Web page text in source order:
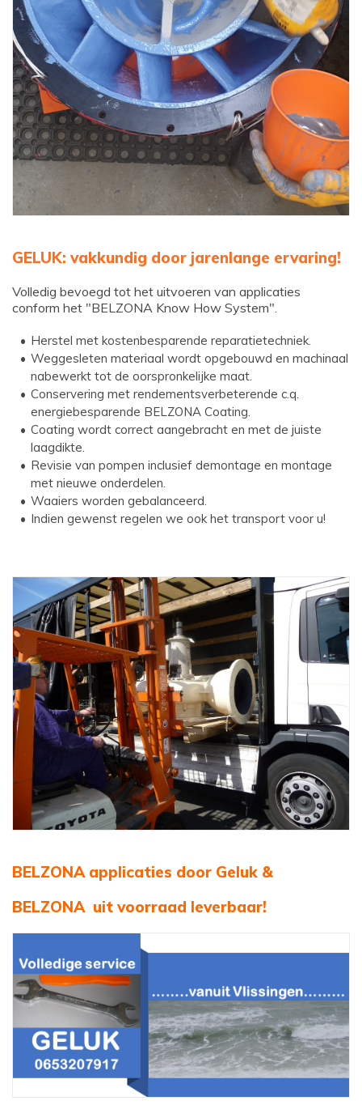
GELUK: vakkundig door jarenlange ervaring!
Volledig bevoegd tot het uitvoeren van applicaties
conform het "BELZONA Know How System".
Herstel met kostenbesparende reparatietechniek.
Weggesleten materiaal wordt opgebouwd en machinaal
nabewerkt tot de oorspronkelijke maat.
Conservering met rendementsverbeterende c.q.
energiebesparende BELZONA Coating.
Coating wordt correct aangebracht en met de juiste
laagdikte.
Revisie van pompen inclusief demontage en montage
met nieuwe onderdelen.
Waaiers worden gebalanceerd.
Indien gewenst regelen we ook het transport voor u!
BELZONA applicaties door Geluk &
BELZONA uit voorraad leverbaar!